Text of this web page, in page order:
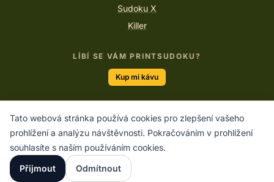
Tato webová stránka používá cookies pro zlepšení vašeho
prohlížení a analýzu návštěvnosti. Pokračováním v prohlížení
souhlasíte s naším používáním cookies.
Přijmout
Odmítnout
Sudoku X
Killer
LÍBÍ SE VÁM PRINTSUDOKU?
Kup mi kávu
“Logika vás zavede z A do B. Představivost vás zavede
kamkoliv.”
ALBERT EINSTEIN